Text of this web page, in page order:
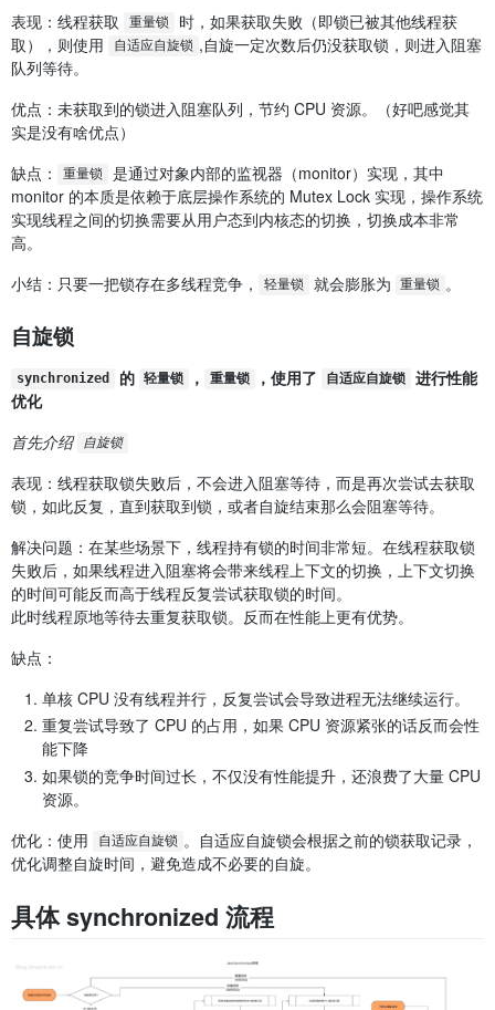
表现：线程获取 重量锁
时，如果获取失败（即锁已被其他线程获
取），则使用
自适应自旋锁 ,自旋一定次数后仍没获取锁，则进入阻塞
队列等待。
优点：未获取到的锁进入阻塞队列，节约 CPU 资源。（好吧感觉其
实是没有啥优点）
缺点：
重量锁
是通过对象内部的监视器（monitor）实现，其中
monitor 的本质是依赖于底层操作系统的 Mutex Lock 实现，操作系统
实现线程之间的切换需要从用户态到内核态的切换，切换成本非常
高。
小结：只要一把锁存在多线程竞争，
轻量锁 就会膨胀为 重量锁 。
自旋锁
synchronized 的 轻量锁 ， 重量锁 ，使用了 自适应自旋锁
进行性能
优化
首先介绍 自旋锁
表现：线程获取锁失败后，不会进入阻塞等待，而是再次尝试去获取
锁，如此反复，直到获取到锁，或者自旋结束那么会阻塞等待。
解决问题：在某些场景下，线程持有锁的时间非常短。在线程获取锁
失败后，如果线程进入阻塞将会带来线程上下文的切换，上下文切换
的时间可能反而高于线程反复尝试获取锁的时间。
此时线程原地等待去重复获取锁。反而在性能上更有优势。
缺点：
单核 CPU 没有线程并行，反复尝试会导致进程无法继续运行。
重复尝试导致了 CPU 的占用，如果 CPU 资源紧张的话反而会性
能下降
如果锁的竞争时间过长，不仅没有性能提升，还浪费了大量 CPU
资源。
优化：使用
自适应自旋锁 。自适应自旋锁会根据之前的锁获取记录，
优化调整自旋时间，避免造成不必要的自旋。
具体 synchronized 流程